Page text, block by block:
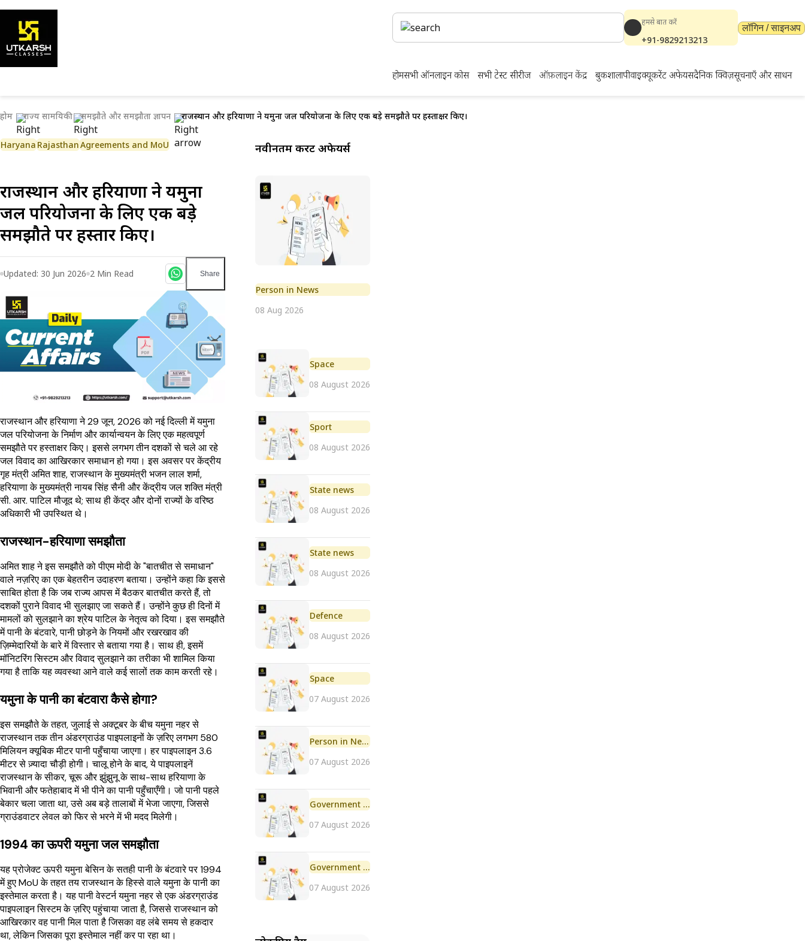
हमसे बात करें
+91-9829213213
लॉगिन / साइनअप
होमसभी ऑनलाइन कोर्स सभी टेस्ट सीरीज ऑफ़लाइन केंद्र बुकशालापीवाईक्यूकरेंट अफेयर्सदैनिक क्विज़सूचनाएँ और साधन
होम राज्य सामयिकी समझौते और समझौता ज्ञापन राजस्थान और हरियाणा ने यमुना जल परियोजना के लिए एक बड़े समझौते पर हस्ताक्षर किए।
Haryana RajasthanAgreements and MoU
राजस्थान और हरियाणा ने यमुना
जल परियोजना के लिए एक बड़े
समझौते पर हस्ताक्षर किए।
Updated: 30 Jun 2026 2 Min Read Share
राजस्थान और हरियाणा ने 29 जून, 2026 को नई दिल्ली में यमुना
जल परियोजना के निर्माण और कार्यान्वयन के लिए एक महत्वपूर्ण
समझौते पर हस्ताक्षर किए। इससे लगभग तीन दशकों से चले आ रहे
जल विवाद का आखिरकार समाधान हो गया। इस अवसर पर केंद्रीय
गृह मंत्री अमित शाह, राजस्थान के मुख्यमंत्री भजन लाल शर्मा,
हरियाणा के मुख्यमंत्री नायब सिंह सैनी और केंद्रीय जल शक्ति मंत्री
सी. आर. पाटिल मौजूद थे; साथ ही केंद्र और दोनों राज्यों के वरिष्ठ
अधिकारी भी उपस्थित थे।
राजस्थान-हरियाणा समझौता
अमित शाह ने इस समझौते को पीएम मोदी के "बातचीत से समाधान"
वाले नज़रिए का एक बेहतरीन उदाहरण बताया। उन्होंने कहा कि इससे
साबित होता है कि जब राज्य आपस में बैठकर बातचीत करते हैं, तो
दशकों पुराने विवाद भी सुलझाए जा सकते हैं। उन्होंने कुछ ही दिनों में
मामलों को सुलझाने का श्रेय पाटिल के नेतृत्व को दिया। इस समझौते
में पानी के बंटवारे, पानी छोड़ने के नियमों और रखरखाव की
ज़िम्मेदारियों के बारे में विस्तार से बताया गया है। साथ ही, इसमें
मॉनिटरिंग सिस्टम और विवाद सुलझाने का तरीका भी शामिल किया
गया है ताकि यह व्यवस्था आने वाले कई सालों तक काम करती रहे।
यमुना के पानी का बंटवारा कैसे होगा?
इस समझौते के तहत, जुलाई से अक्टूबर के बीच यमुना नहर से
राजस्थान तक तीन अंडरग्राउंड पाइपलाइनों के ज़रिए लगभग 580
मिलियन क्यूबिक मीटर पानी पहुँचाया जाएगा। हर पाइपलाइन 3.6
मीटर से ज़्यादा चौड़ी होगी। चालू होने के बाद, ये पाइपलाइनें
राजस्थान के सीकर, चूरू और झुंझुनू के साथ-साथ हरियाणा के
भिवानी और फतेहाबाद में भी पीने का पानी पहुँचाएँगी। जो पानी पहले
बेकार चला जाता था, उसे अब बड़े तालाबों में भेजा जाएगा, जिससे
ग्राउंडवाटर लेवल को फिर से भरने में भी मदद मिलेगी।
1994 का ऊपरी यमुना जल समझौता
यह प्रोजेक्ट ऊपरी यमुना बेसिन के सतही पानी के बंटवारे पर 1994
में हुए MoU के तहत तय राजस्थान के हिस्से वाले यमुना के पानी का
इस्तेमाल करता है। यह पानी वेस्टर्न यमुना नहर से एक अंडरग्राउंड
पाइपलाइन सिस्टम के ज़रिए पहुंचाया जाता है, जिससे राजस्थान को
आखिरकार वह पानी मिल पाता है जिसका वह लंबे समय से हकदार
था, लेकिन जिसका पूरा इस्तेमाल नहीं कर पा रहा था।
नवीनतम करेंट अफेयर्स
Person in News
08 Aug 2026
Space
08 August 2026
Sport
08 August 2026
State news
08 August 2026
State news
08 August 2026
Defence
08 August 2026
Space
07 August 2026
Person in News
07 August 2026
Government Initiative
07 August 2026
Government Scheme
07 August 2026